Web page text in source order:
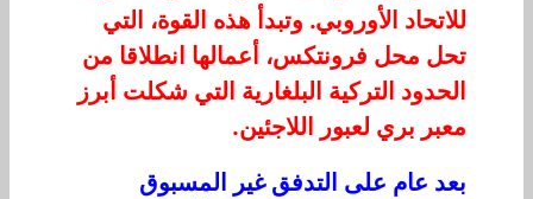
للاتحاد الأوروبي. وتبدأ هذه القوة، التي
تحل محل فرونتكس، أعمالها انطلاقا من
الحدود التركية البلغارية التي شكلت أبرز
معبر بري لعبور اللاجئين.
بعد عام على التدفق غير المسبوق